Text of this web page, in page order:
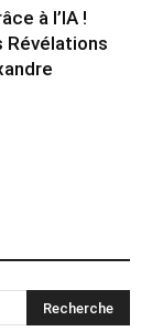
à l’IA !
Révélations